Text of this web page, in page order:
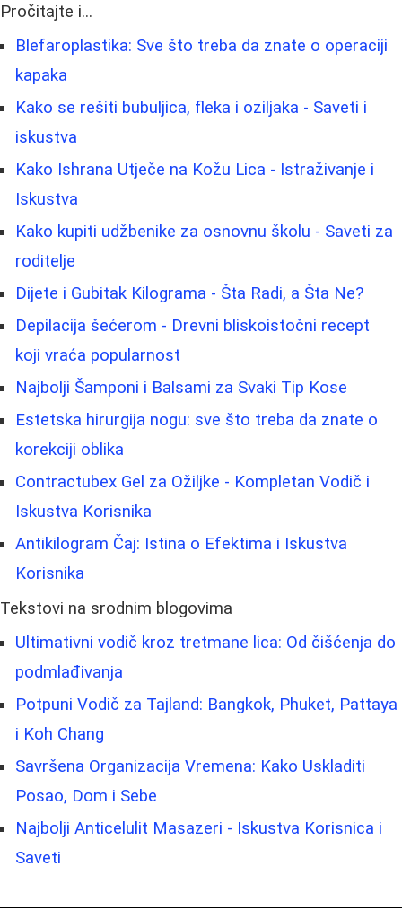
Pročitajte i...
Blefaroplastika: Sve što treba da znate o operaciji
kapaka
Kako se rešiti bubuljica, fleka i oziljaka - Saveti i
iskustva
Kako Ishrana Utječe na Kožu Lica - Istraživanje i
Iskustva
Kako kupiti udžbenike za osnovnu školu - Saveti za
roditelje
Dijete i Gubitak Kilograma - Šta Radi, a Šta Ne?
Depilacija šećerom - Drevni bliskoistočni recept
koji vraća popularnost
Najbolji Šamponi i Balsami za Svaki Tip Kose
Estetska hirurgija nogu: sve što treba da znate o
korekciji oblika
Contractubex Gel za Ožiljke - Kompletan Vodič i
Iskustva Korisnika
Antikilogram Čaj: Istina o Efektima i Iskustva
Korisnika
Tekstovi na srodnim blogovima
Ultimativni vodič kroz tretmane lica: Od čišćenja do
podmlađivanja
Potpuni Vodič za Tajland: Bangkok, Phuket, Pattaya
i Koh Chang
Savršena Organizacija Vremena: Kako Uskladiti
Posao, Dom i Sebe
Najbolji Anticelulit Masazeri - Iskustva Korisnica i
Saveti